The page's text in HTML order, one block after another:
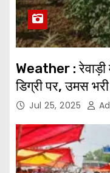
Weather : रेवाड़ी
डिग्री पर, उमस
Jul 25, 2025